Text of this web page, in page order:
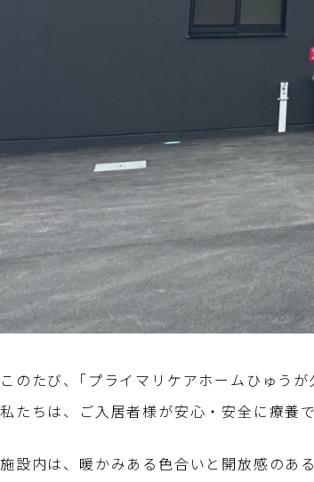
このたび、｢プライマリケアホームひゅう
私たちは、ご入居者様が安心・安全に療養
施設内は、暖かみある色合いと開放感のあ